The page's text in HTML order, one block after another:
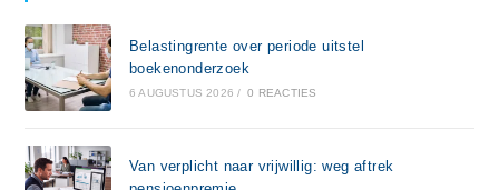
Belastingrente over periode uitstel
boekenonderzoek
6 AUGUSTUS 2026 / 0 REACTIES
Van verplicht naar vrijwillig: weg aftrek